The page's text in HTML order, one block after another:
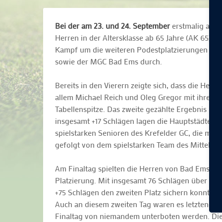
Bei der am 23. und 24. September erstmalig
Herren in der Altersklasse ab 65 Jahre (AK 65)
Kampf um die weiteren Podestplatzierungen
sowie der MGC Bad Ems durch.
Bereits in den Vierern zeigte sich, dass die
allem Michael Reich und Oleg Gregor mit ihrer
Tabellenspitze. Das zweite gezählte Ergebnis
insgesamt +17 Schlägen lagen die
spielstarken Senioren des Krefelder GC, die mit
gefolgt von dem spielstarken Team des
Am Finaltag spielten die Herren von Bad Ems
Platzierung. Mit insgesamt 76 Schlägen über
+75 Schlägen den zweiten Platz sichern konnte.
Auch an diesem zweiten Tag waren es
Finaltag von niemandem unterboten werden.